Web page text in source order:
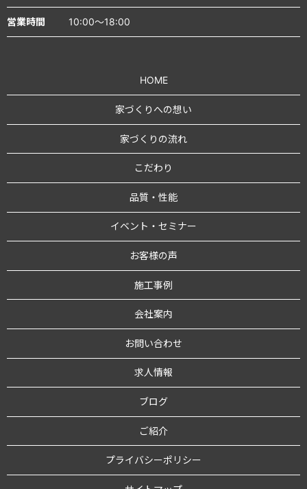
営業時間 10:00～18:00
HOME
家づくりへの想い
家づくりの流れ
こだわり
品質・性能
イベント・セミナー
お客様の声
施工事例
会社案内
お問い合わせ
求人情報
ブログ
ご紹介
プライバシーポリシー